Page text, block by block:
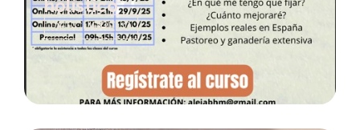
holístico
DESCÚBRELO